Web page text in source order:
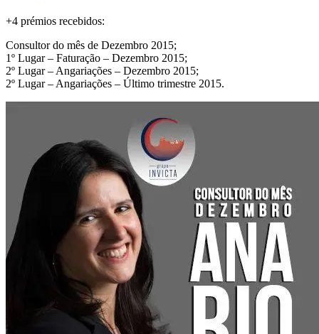
+4 prémios recebidos:
Consultor do mês de Dezembro 2015;
1º Lugar – Faturação – Dezembro 2015;
2º Lugar – Angariações – Dezembro 2015;
2º Lugar – Angariações – Último trimestre 2015.